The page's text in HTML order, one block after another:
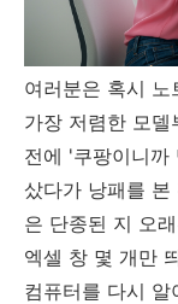
여러분은 혹시
가장 저렴한 모
전에 '쿠팡이니까
샀다가 낭패를 본
은 단종된 지 오
엑셀 창 몇 개만
컴퓨터를 다시 알